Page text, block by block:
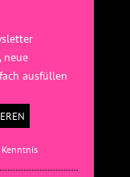
neue
ausfüllen